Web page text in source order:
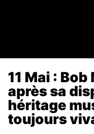
11 Mai :
après sa
héritage
toujours